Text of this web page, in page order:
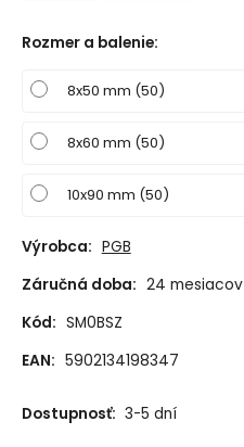
Rozmer a balenie:
8x50 mm (50)
8x60 mm (50)
10x90 mm (50)
Výrobca: PGB
Záručná doba: 24 mesiacov
Kód: SM0BSZ
EAN: 5902134198347
Dostupnosť: 3-5 dní